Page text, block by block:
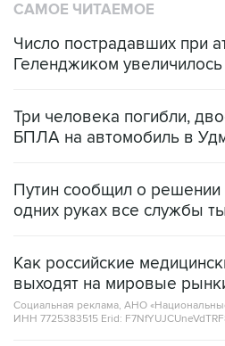
САМОЕ ЧИТАЕМОЕ
Число пострадавших при
Геленджиком
Три человека погибли,
БПЛА на автомобиль в
Путин сообщил о решении
одних руках все службы
Как российские
выходят на мировые
Социальная реклама, АНО
ИНН 7725383515 Erid: